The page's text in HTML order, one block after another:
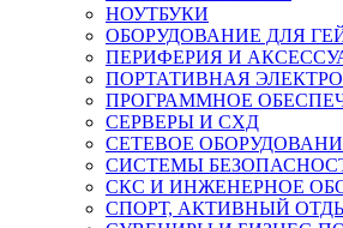
НОУТБУКИ
ОБОРУДОВАНИЕ ДЛЯ
ПЕРИФЕРИЯ И
ПОРТАТИВНАЯ
ПРОГРАММНОЕ
СЕРВЕРЫ И СХД
СЕТЕВОЕ
СИСТЕМЫ
СКС И ИНЖЕНЕРНОЕ
СПОРТ, АКТИВНЫЙ